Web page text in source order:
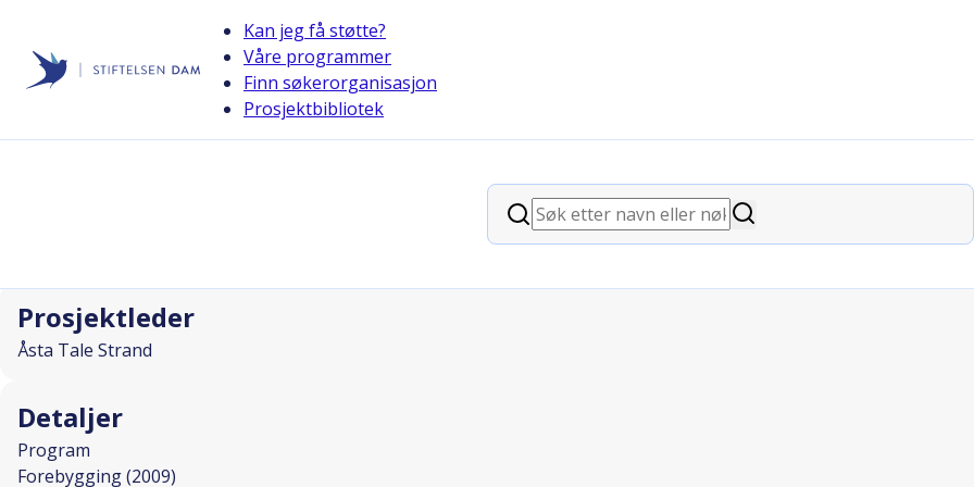
Kan jeg få støtte?
Våre programmer
Finn søkerorganisasjon
Prosjektbibliotek
Søk
Søk
Prosjektleder
Åsta Tale Strand
Detaljer
Program
Forebygging (2009)